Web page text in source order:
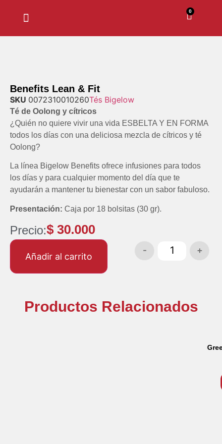
0
Benefits Lean & Fit
SKU 0072310010260Tés Bigelow
Té de Oolong y cítricos
¿Quién no quiere vivir una vida ESBELTA Y EN FORMA
todos los días con una deliciosa mezcla de cítricos y té
Oolong?
La línea Bigelow Benefits ofrece infusiones para todos
los días y para cualquier momento del día que te
ayudarán a mantener tu bienestar con un sabor fabuloso.
Presentación: Caja por 18 bolsitas (30 gr).
Precio:$ 30.000
- +
Añadir al carrito
Productos Relacionados